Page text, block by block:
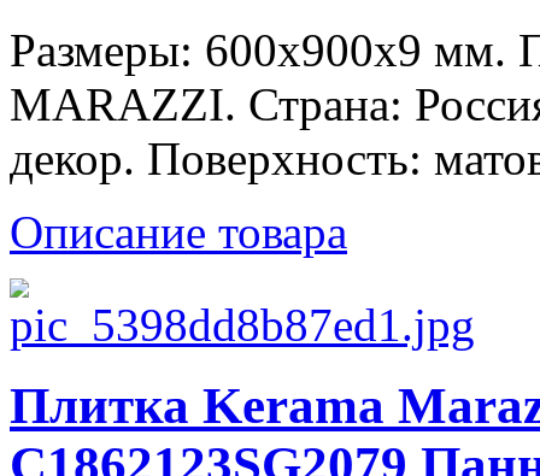
Размеры: 600x900x9 мм.
MARAZZI. Страна:
декор. Поверхность:
Описание товара
Плитка Kerama